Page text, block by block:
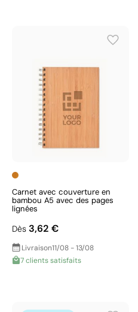
Carnet avec couverture en
bambou A5 avec des pages
lignées
Dès 3,62 €
Livraison11/08 - 13/08
7 clients satisfaits